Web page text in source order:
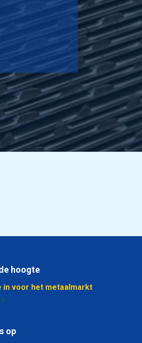
hoogte
in voor het metaalmarkt
op